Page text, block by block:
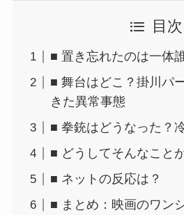
目次
■ 置き忘れたのは一体
■ 舞台はどこ？掛川パ
きた異常事態
■ 拳銃はどうなった？
■ どうしてそんなこと
■ ネットの反応は？
■ まとめ：映画のワン